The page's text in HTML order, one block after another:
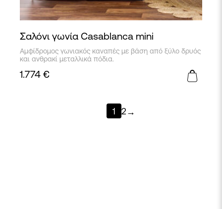
Σαλόνι γωνία Casablanca mini
Αμφίδρομος γωνιακός καναπές με βάση από ξύλο δρυός
και ανθρακί μεταλλικά πόδια.
1.774 €
1 2 →